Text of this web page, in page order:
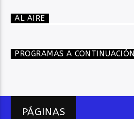
AL AIRE
PROGRAMAS A CONTINUACIÓN
PÁGINAS